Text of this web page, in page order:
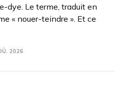
dye. Le terme, traduit en
« nouer-teindre ». Et ce
2026